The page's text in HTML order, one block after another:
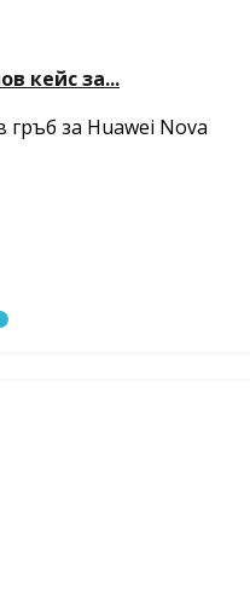
кейс за...
за Huawei Nova